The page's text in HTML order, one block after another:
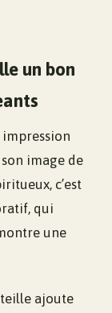
un bon
image de
c’est
qui
une
ajoute